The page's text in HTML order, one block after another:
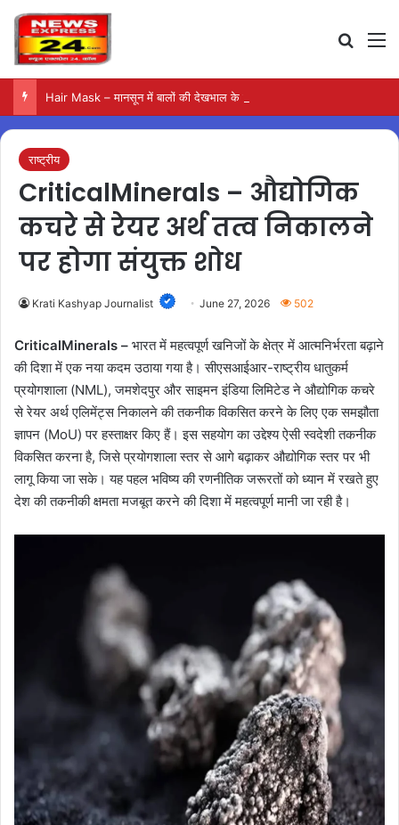
Hair Mask – मानसून में बालों की देखभाल के लिए आजमाएं अंडे का मास्क
राष्ट्रीय
CriticalMinerals – औद्योगिक
कचरे से रेयर अर्थ तत्व निकालने
पर होगा संयुक्त शोध
Krati Kashyap Journalist June 27, 2026 502
CriticalMinerals – भारत में महत्वपूर्ण खनिजों के क्षेत्र में आत्मनिर्भरता बढ़ाने
की दिशा में एक नया कदम उठाया गया है। सीएसआईआर-राष्ट्रीय धातुकर्म
प्रयोगशाला (NML), जमशेदपुर और साइमन इंडिया लिमिटेड ने औद्योगिक कचरे
से रेयर अर्थ एलिमेंट्स निकालने की तकनीक विकसित करने के लिए एक समझौता
ज्ञापन (MoU) पर हस्ताक्षर किए हैं। इस सहयोग का उद्देश्य ऐसी स्वदेशी तकनीक
विकसित करना है, जिसे प्रयोगशाला स्तर से आगे बढ़ाकर औद्योगिक स्तर पर भी
लागू किया जा सके। यह पहल भविष्य की रणनीतिक जरूरतों को ध्यान में रखते हुए
देश की तकनीकी क्षमता मजबूत करने की दिशा में महत्वपूर्ण मानी जा रही है।